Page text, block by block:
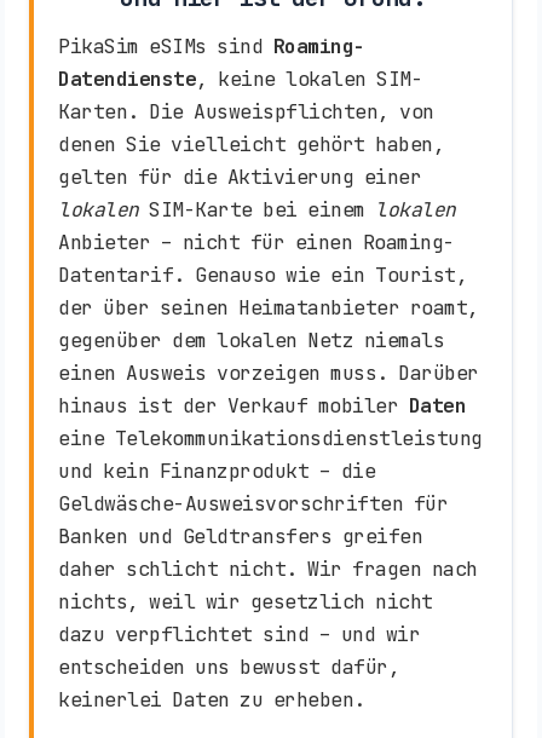
PikaSim eSIMs sind Roaming-
Datendienste, keine lokalen SIM-
Karten. Die Ausweispflichten, von
denen Sie vielleicht gehört haben,
gelten für die Aktivierung einer
lokalenSIM-Karte bei einem lokalen
Anbieter – nicht für einen Roaming-
Datentarif. Genauso wie ein Tourist,
der über seinen Heimatanbieter roamt,
gegenüber dem lokalen Netz niemals
einen Ausweis vorzeigen muss. Darüber
hinaus ist der Verkauf mobiler Daten
eine Telekommunikationsdienstleistung
und kein Finanzprodukt – die
Geldwäsche-Ausweisvorschriften für
Banken und Geldtransfers greifen
daher schlicht nicht. Wir fragen nach
nichts, weil wir gesetzlich nicht
dazu verpflichtet sind – und wir
entscheiden uns bewusst dafür,
keinerlei Daten zu erheben.